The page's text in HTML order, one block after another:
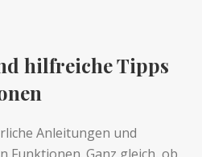
hilfreiche Tipps
Anleitungen und